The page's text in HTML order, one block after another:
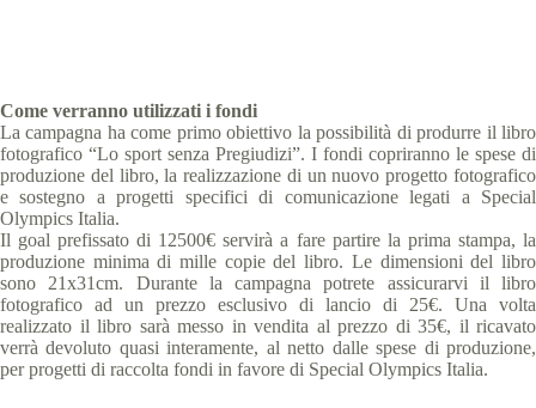
Come verranno utilizzati i fondi
La campagna ha come primo obiettivo la possibilità di produrre il libro
fotografico “Lo sport senza Pregiudizi”. I fondi copriranno le spese di
produzione del libro, la realizzazione di un nuovo progetto fotografico
e sostegno a progetti specifici di comunicazione legati a Special
Olympics Italia.
Il goal prefissato di 12500€ servirà a fare partire la prima stampa, la
produzione minima di mille copie del libro. Le dimensioni del libro
sono 21x31cm. Durante la campagna potrete assicurarvi il libro
fotografico ad un prezzo esclusivo di lancio di 25€. Una volta
realizzato il libro sarà messo in vendita al prezzo di 35€, il ricavato
verrà devoluto quasi interamente, al netto dalle spese di produzione,
per progetti di raccolta fondi in favore di Special Olympics Italia.